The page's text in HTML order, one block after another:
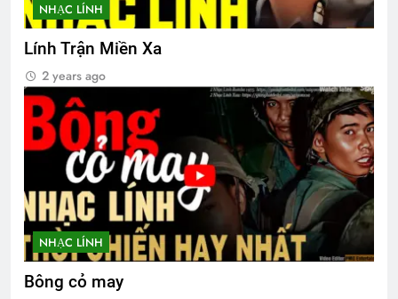
SẼ CÓ MỘT NGÀY (Rabindranath
3 Years Ago
Cựu CVSQ Bùi Dzinh K3
3 Years Ago
Tài Liệu
2 Years Ago
Bông cỏ may
2 Years Ago
Cánh Thiệp Đầu Xuân
2 Years Ago
NHẠC LÍNH
Lính Trận Miền Xa
2 years ago
NHẠC LÍNH
Bông cỏ may